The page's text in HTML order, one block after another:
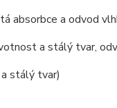
absorbce a odvod
a stálý tvar,
stálý tvar)